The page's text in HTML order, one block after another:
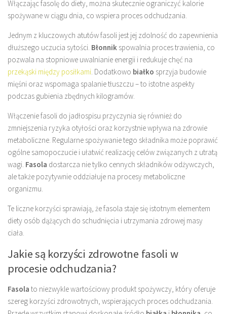
Włączając fasolę do diety, można skutecznie ograniczyć kalorie
spożywane w ciągu dnia, co wspiera proces odchudzania.
Jednym z kluczowych atutów fasoli jest jej zdolność do zapewnienia
dłuższego uczucia sytości. Błonnik spowalnia proces trawienia, co
pozwala na stopniowe uwalnianie energii i redukuje chęć na
przekąski między posiłkami. Dodatkowo białko sprzyja budowie
mięśni oraz wspomaga spalanie tłuszczu – to istotne aspekty
podczas gubienia zbędnych kilogramów.
Włączenie fasoli do jadłospisu przyczynia się również do
zmniejszenia ryzyka otyłości oraz korzystnie wpływa na zdrowie
metaboliczne. Regularne spożywanie tego składnika może poprawić
ogólne samopoczucie i ułatwić realizację celów związanych z utratą
wagi. Fasola dostarcza nie tylko cennych składników odżywczych,
ale także pozytywnie oddziałuje na procesy metaboliczne
organizmu.
Te liczne korzyści sprawiają, że fasola staje się istotnym elementem
diety osób dążących do schudnięcia i utrzymania zdrowej masy
ciała.
Jakie są korzyści zdrowotne fasoli w
procesie odchudzania?
Fasola to niezwykle wartościowy produkt spożywczy, który oferuje
szereg korzyści zdrowotnych, wspierających proces odchudzania.